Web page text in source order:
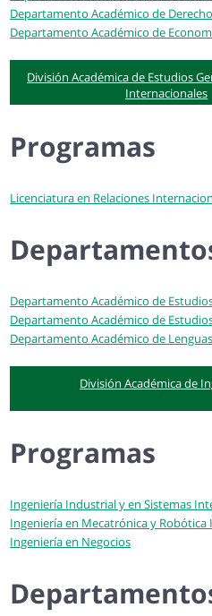
Departamento Académico de Derecho
Departamento Académico de
División Académica de Estudios
Internacionales
Programas
Licenciatura en Relaciones
Departamento Académico de
Departamento Académico de
Departamento Académico de Lenguas
División Académica de
Programas
Ingeniería Industrial y en Sistemas
Ingeniería en Mecatrónica y Robótica
Ingeniería en Negocios